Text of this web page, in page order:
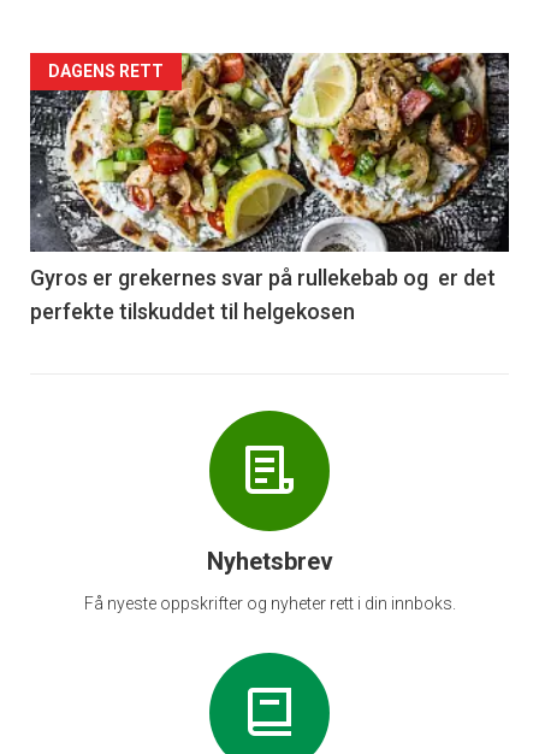
Forsiden
akkurat
nå
-
6
DAGENS RETT
Gyros er grekernes svar på rullekebab og er det
perfekte tilskuddet til helgekosen
Nyhetsbrev
Få nyeste oppskrifter og nyheter rett i din innboks.